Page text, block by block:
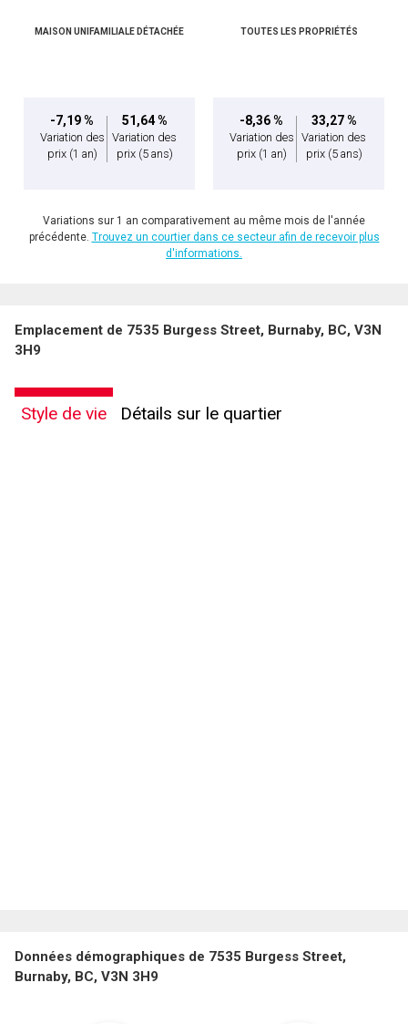
MAISON UNIFAMILIALE DÉTACHÉE
-7,19 %
Variation des
prix (1 an)
51,64 %
Variation des
prix (5 ans)
TOUTES LES PROPRIÉTÉS
-8,36 %
Variation des
prix (1 an)
33,27 %
Variation des
prix (5 ans)
Variations sur 1 an comparativement au même mois de l'année
précédente. Trouvez un courtier dans ce secteur afin de recevoir plus
d'informations.
Emplacement de 7535 Burgess Street, Burnaby, BC, V3N
3H9
Style de vie Détails sur le quartier
Données démographiques de 7535 Burgess Street,
Burnaby, BC, V3N 3H9